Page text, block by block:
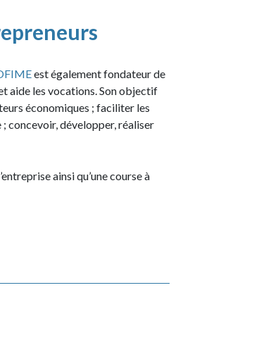
est également fondateur de
aide les vocations. Son objectif
économiques ; faciliter les
concevoir, développer, réaliser
ainsi qu’une course à